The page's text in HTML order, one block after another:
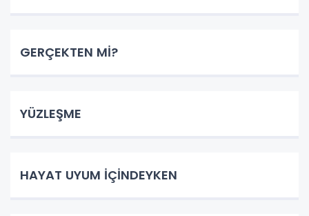
GERÇEKTEN Mİ?
YÜZLEŞME
HAYAT UYUM İÇİNDEYKEN